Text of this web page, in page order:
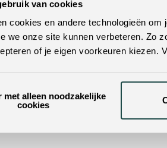
van cookies
cookies en andere technologieën
we onze site kunnen verbeteren. Zo
of je eigen voorkeuren kiezen.
met alleen noodzakelijke
cookies
als bijzettafel naast je bank
is niet personaliseerbaar,
keer een opvallend en sfeervol
echt zien?